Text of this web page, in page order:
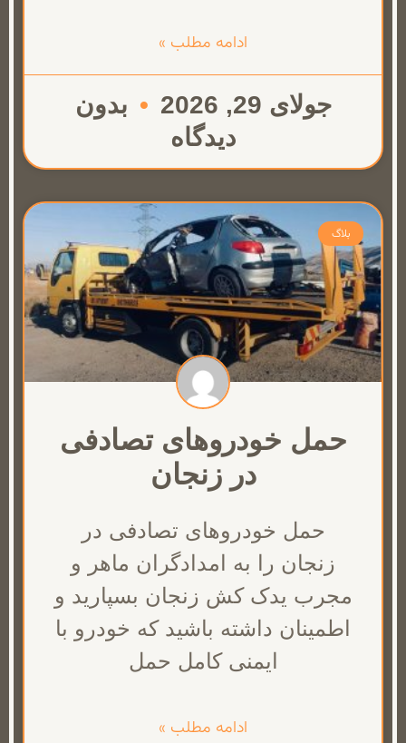
ادامه مطلب »
جولای 29, 2026
بدون
دیدگاه
بلاگ
حمل خودروهای تصادفی
در زنجان
حمل خودروهای تصادفی در
زنجان را به امدادگران ماهر و
مجرب یدک کش زنجان بسپارید و
اطمینان داشته باشید که خودرو با
ایمنی کامل حمل
ادامه مطلب »